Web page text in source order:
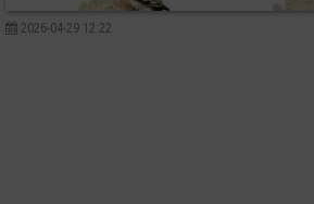
2026-04-29 12:22